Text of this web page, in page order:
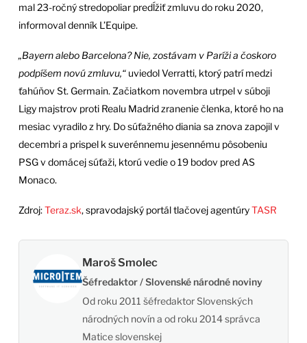
mal 23-ročný stredopoliar predĺžiť zmluvu do roku 2020,
informoval denník L’Equipe.
„Bayern alebo Barcelona? Nie, zostávam v Paríži a čoskoro
podpíšem novú zmluvu,“uviedol Verratti, ktorý patrí medzi
ťahúňov St. Germain. Začiatkom novembra utrpel v súboji
Ligy majstrov proti Realu Madrid zranenie členka, ktoré ho na
mesiac vyradilo z hry. Do súťažného diania sa znova zapojil v
decembri a prispel k suverénnemu jesennému pôsobeniu
PSG v domácej súťaži, ktorú vedie o 19 bodov pred AS
Monaco.
Zdroj:Teraz.sk, spravodajský portál tlačovej agentúryTASR
Maroš Smolec
Šéfredaktor / Slovenské národné noviny
Od roku 2011 šéfredaktor Slovenských
národných novín a od roku 2014 správca
Matice slovenskej